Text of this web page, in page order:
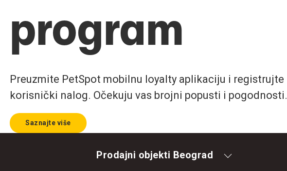
program
Preuzmite PetSpot mobilnu loyalty aplikaciju i registrujte
korisnički nalog. Očekuju vas brojni popusti i pogodnosti.
Saznajte više
Prodajni objekti Beograd